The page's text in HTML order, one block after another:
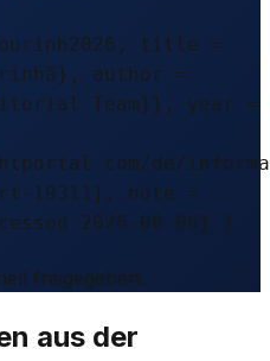
title =
author =
Team}}, year =
de/
19311}, note =
2026-08-06} }
freigegeben.
aus der